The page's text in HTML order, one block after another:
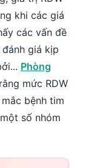
khi các giá
các vấn đề
giá kịp
Phòng
mức RDW
bệnh tim
số nhóm